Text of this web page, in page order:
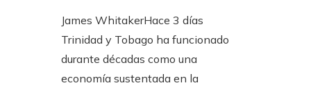
James WhitakerHace 3 días
Trinidad y Tobago ha funcionado
durante décadas como una
economía sustentada en la